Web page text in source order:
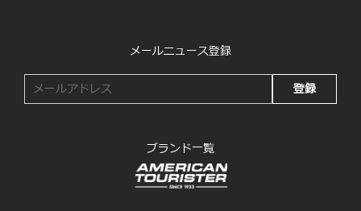
メールニュース登録
登録
ブランド一覧